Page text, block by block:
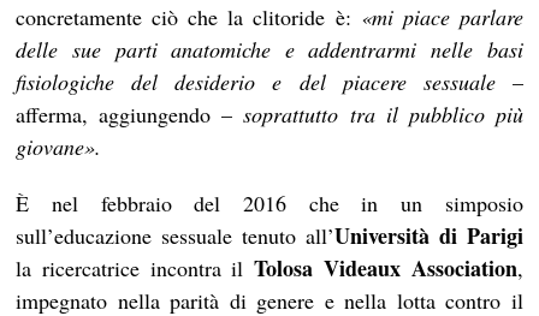
concretamente ciò che la clitoride è: «mi piace parlare
delle sue parti anatomiche e addentrarmi nelle basi
fisiologiche del desiderio e del piacere sessuale–
afferma, aggiungendo – soprattutto tra il pubblico più
giovane».
È nel febbraio del 2016 che in un simposio
sull’educazione sessuale tenuto all’Università di Parigi
la ricercatrice incontra ilTolosa Videaux Association,
impegnato nella parità di genere e nella lotta contro il